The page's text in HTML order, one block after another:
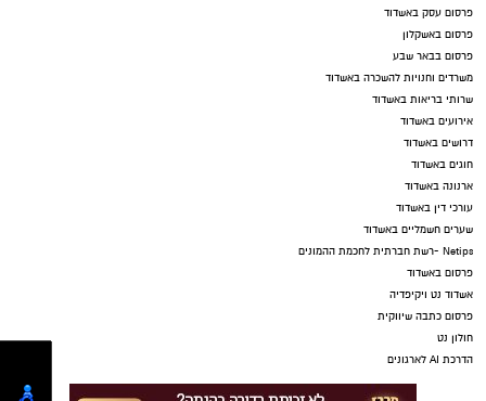
פרסום עסק באשדוד
פרסום באשקלון
פרסום בבאר שבע
משרדים וחנויות להשכרה באשדוד
שרותי בריאות באשדוד
אירועים באשדוד
דרושים באשדוד
חוגים באשדוד
ארנונה באשדוד
עורכי דין באשדוד
שערים חשמליים באשדוד
Netips -רשת חברתית לחכמת ההמונים
פרסום באשדוד
אשדוד נט ויקיפדיה
פרסום כתבה שיווקית
חולון נט
הדרכת AI לארגונים